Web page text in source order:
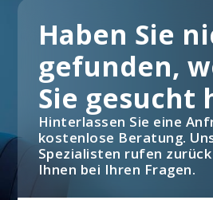
Haben Sie
gefunden,
Sie gesucht
Hinterlassen Sie eine
kostenlose Beratung.
Spezialisten rufen
Ihnen bei Ihren Fragen.